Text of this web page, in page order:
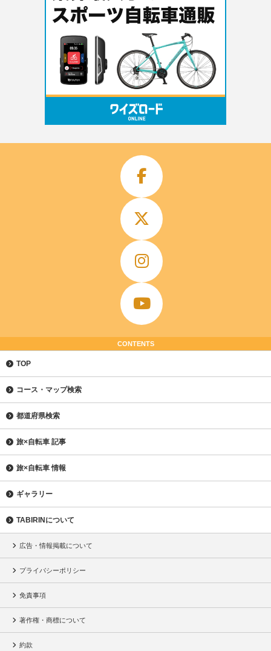
CONTENTS
TOP
コース・マップ検索
都道府県検索
旅×自転車 記事
旅×自転車 情報
ギャラリー
TABIRINについて
広告・情報掲載について
プライバシーポリシー
免責事項
著作権・商標について
約款